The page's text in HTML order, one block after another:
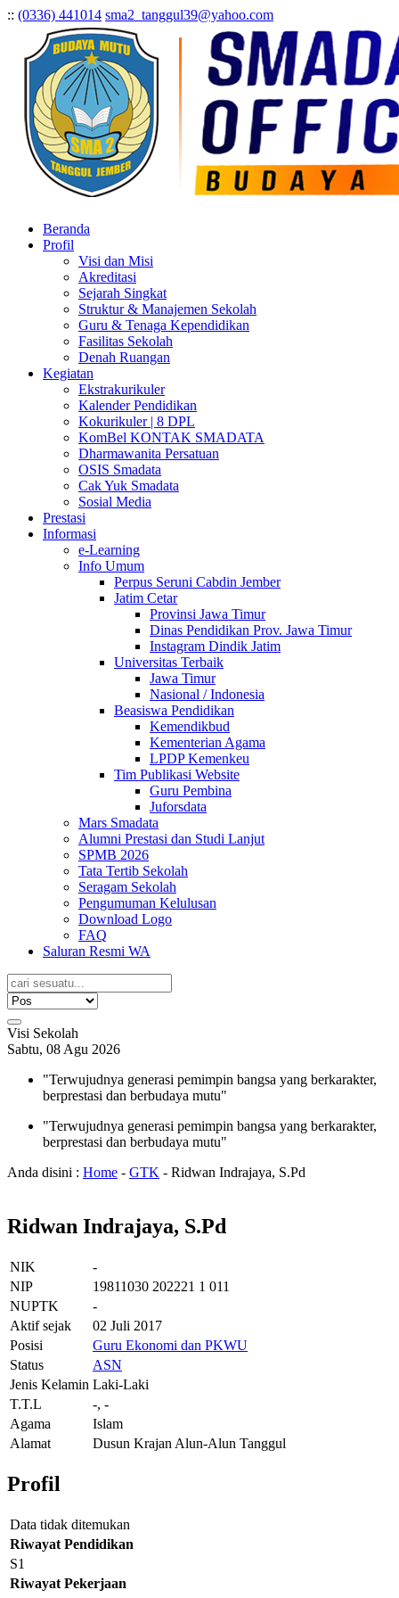
:: (0336) 441014 sma2_tanggul39@yahoo.com
Beranda
Profil
Visi dan Misi
Akreditasi
Sejarah Singkat
Struktur & Manajemen Sekolah
Guru & Tenaga Kependidikan
Fasilitas Sekolah
Denah Ruangan
Kegiatan
Ekstrakurikuler
Kalender Pendidikan
Kokurikuler | 8 DPL
KomBel KONTAK SMADATA
Dharmawanita Persatuan
OSIS Smadata
Cak Yuk Smadata
Sosial Media
Prestasi
Informasi
e-Learning
Info Umum
Perpus Seruni Cabdin Jember
Jatim Cetar
Provinsi Jawa Timur
Dinas Pendidikan Prov. Jawa Timur
Instagram Dindik Jatim
Universitas Terbaik
Jawa Timur
Nasional / Indonesia
Beasiswa Pendidikan
Kemendikbud
Kementerian Agama
LPDP Kemenkeu
Tim Publikasi Website
Guru Pembina
Juforsdata
Mars Smadata
Alumni Prestasi dan Studi Lanjut
SPMB 2026
Tata Tertib Sekolah
Seragam Sekolah
Pengumuman Kelulusan
Download Logo
FAQ
Saluran Resmi WA
Visi Sekolah
Sabtu, 08 Agu 2026
"Terwujudnya generasi pemimpin bangsa yang berkarakter,
berprestasi dan berbudaya mutu"
"Terwujudnya generasi pemimpin bangsa yang berkarakter,
berprestasi dan berbudaya mutu"
Anda disini : Home - GTK - Ridwan Indrajaya, S.Pd
Ridwan Indrajaya, S.Pd
NIK
-
NIP
19811030 202221 1 011
NUPTK
-
Aktif sejak
02 Juli 2017
Posisi
Guru Ekonomi dan PKWU
Status
ASN
Jenis Kelamin Laki-Laki
T.T.L
-, -
Agama
Islam
Alamat
Dusun Krajan Alun-Alun Tanggul
Profil
Data tidak ditemukan
Riwayat Pendidikan
S1
Riwayat Pekerjaan